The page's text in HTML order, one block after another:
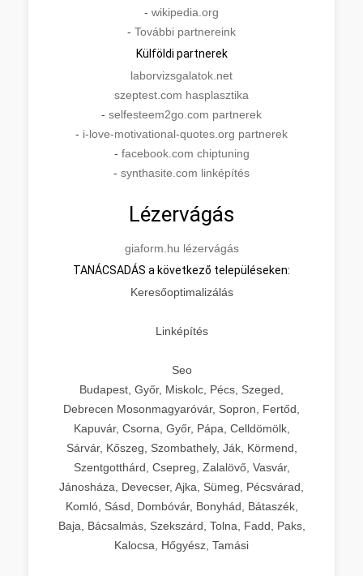
- wikipedia.org
- További partnereink
Külföldi partnerek
laborvizsgalatok.net
szeptest.com hasplasztika
- selfesteem2go.com partnerek
- i-love-motivational-quotes.org partnerek
- facebook.com chiptuning
- synthasite.com linképítés
Lézervágás
giaform.hu lézervágás
TANÁCSADÁS a következő településeken:
Keresőoptimalizálás
Linképítés
Seo
Budapest, Győr, Miskolc, Pécs, Szeged,
Debrecen Mosonmagyaróvár, Sopron, Fertőd,
Kapuvár, Csorna, Győr, Pápa, Celldömölk,
Sárvár, Kőszeg, Szombathely, Ják, Körmend,
Szentgotthárd, Csepreg, Zalalövő, Vasvár,
Jánosháza, Devecser, Ajka, Sümeg, Pécsvárad,
Komló, Sásd, Dombóvár, Bonyhád, Bátaszék,
Baja, Bácsalmás, Szekszárd, Tolna, Fadd, Paks,
Kalocsa, Hőgyész, Tamási